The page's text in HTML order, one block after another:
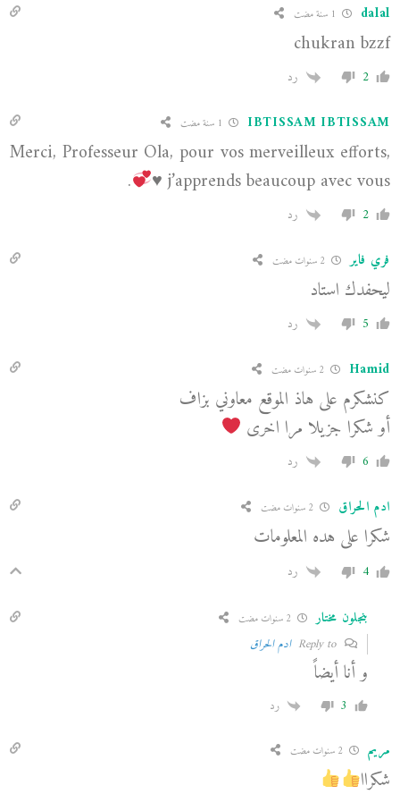
dalal
chukran bzzf
2 رد
IBTISSAM IBTISSAM
Merci, Professeur Ola, pour vos merveilleux efforts,
j’apprends beaucoup avec vous
♥️
.
2 رد
فري فاير
ليحفدك استاد
5 رد
Hamid
كنشكرم على هاذ الموقع معاوني بزاف
أو شكرا جزيلا مرا اخرى
6 رد
ادم الحراق
شكرا على هده المعلومات
4 رد
بنجلون مختار
Reply to ادم الحراق
و أنا أيضاً
3 رد
مريم
شكراا